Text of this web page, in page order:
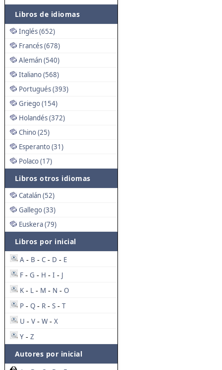
Libros de idiomas
Inglés (652)
Francés (678)
Alemán (540)
Italiano (568)
Portugués (393)
Griego (154)
Holandés (372)
Chino (25)
Esperanto (31)
Polaco (17)
Libros otros idiomas
Catalán (52)
Gallego (33)
Euskera (79)
Libros por inicial
A - B - C - D - E
F - G - H - I - J
K - L - M - N - O
P - Q - R - S - T
U - V - W - X
Y - Z
Autores por inicial